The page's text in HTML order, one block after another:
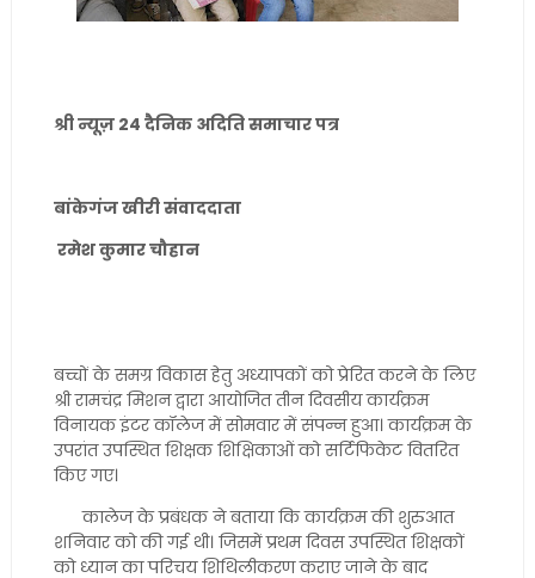
श्री न्यूज़ 24 दैनिक अदिति समाचार पत्र
बांकेगंज खीरी संवाददाता
रमेश कुमार चौहान
बच्चों के समग्र विकास हेतु अध्यापकों को प्रेरित करने के लिए
श्री रामचंद्र मिशन द्वारा आयोजित तीन दिवसीय कार्यक्रम
विनायक इंटर कॉलेज में सोमवार में संपन्न हुआ। कार्यक्रम के
उपरांत उपस्थित शिक्षक शिक्षिकाओं को सर्टिफिकेट वितरित
किए गए।
कालेज के प्रबंधक ने बताया कि कार्यक्रम की शुरुआत
शनिवार को की गई थी। जिसमें प्रथम दिवस उपस्थित शिक्षकों
को ध्यान का परिचय शिथिलीकरण कराए जाने के बाद